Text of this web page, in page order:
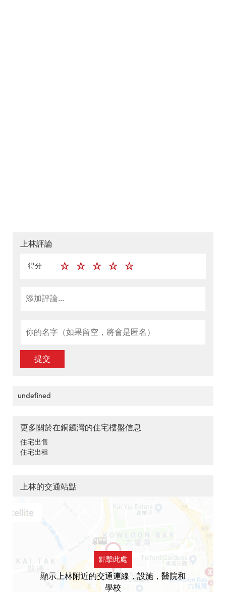
上林評論
得分
提交
undefined
更多關於在銅鑼灣的住宅樓盤信息
住宅出售
住宅出租
上林的交通站點
點擊此處
顯示上林附近的交通連線，設施，醫院和
學校